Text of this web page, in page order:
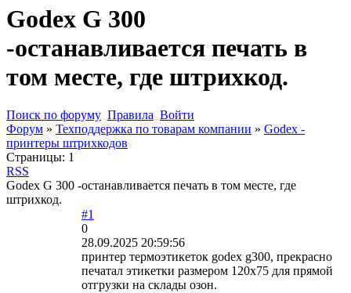
Godex G 300
-останавливается печать в
том месте, где штрихкод.
Поиск по форуму Правила Войти
Форум » Техподдержка по товарам компании » Godex -
принтеры штрихкодов
Страницы: 1
RSS
Godex G 300 -останавливается печать в том месте, где
штрихкод.
#1
0
28.09.2025 20:59:56
принтер термоэтикеток godex g300, прекрасно
печатал этикетки размером 120х75 для прямой
отгрузки на склады озон.